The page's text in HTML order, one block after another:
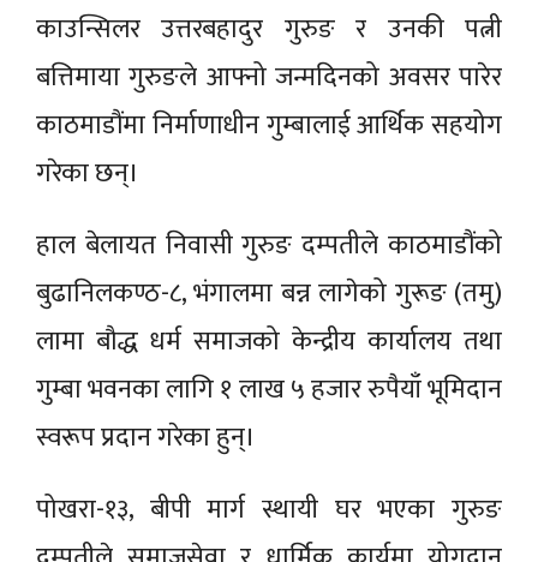
काउन्सिलर उत्तरबहादुर गुरुङ र उनकी पत्नी
बत्तिमाया गुरुङले आफ्नो जन्मदिनको अवसर पारेर
काठमाडौंमा निर्माणाधीन गुम्बालाई आर्थिक सहयोग
गरेका छन्।
हाल बेलायत निवासी गुरुङ दम्पतीले काठमाडौंको
बुढानिलकण्ठ-८, भंगालमा बन्न लागेको गुरूङ (तमु)
लामा बौद्ध धर्म समाजको केन्द्रीय कार्यालय तथा
गुम्बा भवनका लागि १ लाख ५ हजार रुपैयाँ भूमिदान
स्वरूप प्रदान गरेका हुन्।
पोखरा-१३, बीपी मार्ग स्थायी घर भएका गुरुङ